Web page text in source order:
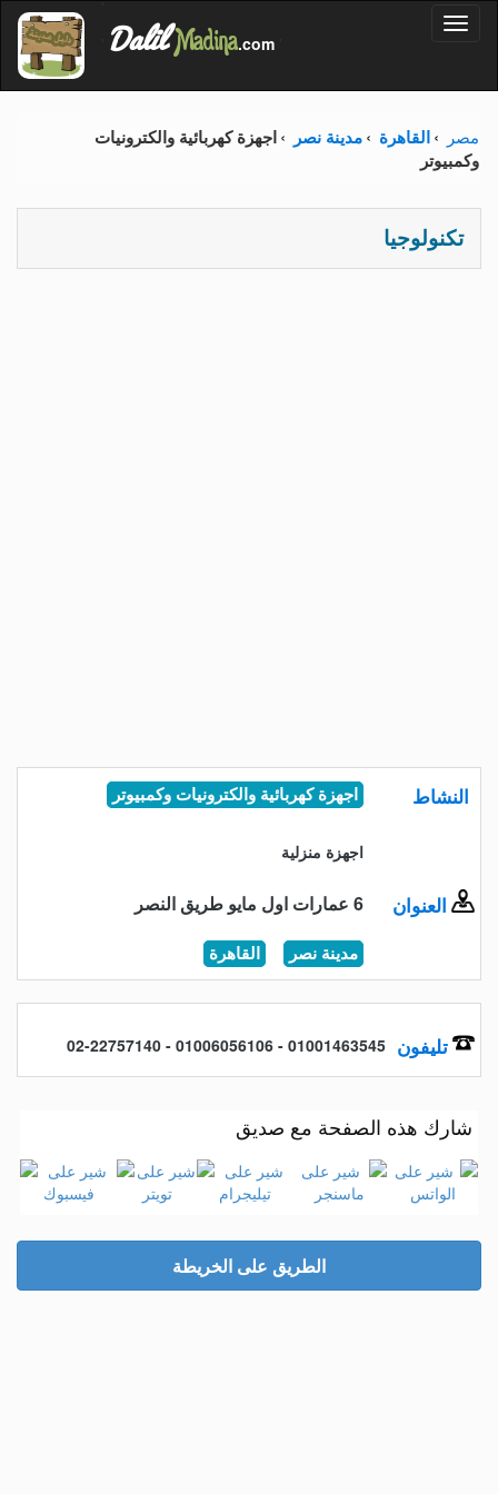
'
Dalil Madina.com
مصر القاهرة مدينة نصر
اجهزة كهربائية والكترونيات
وكمبيوتر
تكنولوجيا
اجهزة كهربائية والكترونيات وكمبيوتر النشاط
اجهزة منزلية
6 عمارات اول مايو طريق النصر العنوان
مدينة نصر القاهرة
01001463545 - 01006056106 - 02-22757140 تليفون
شارك هذه الصفحة مع صديق